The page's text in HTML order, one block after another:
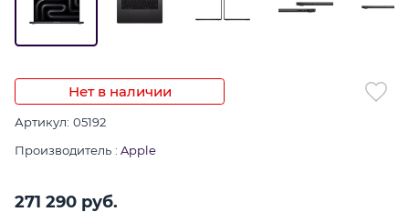
Нет в наличии
Артикул: 05192
Производитель : Apple
271 290 руб.